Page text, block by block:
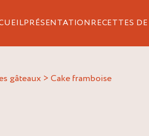
PRÉSENTATIONRECETTES
gâteaux > cake framboise